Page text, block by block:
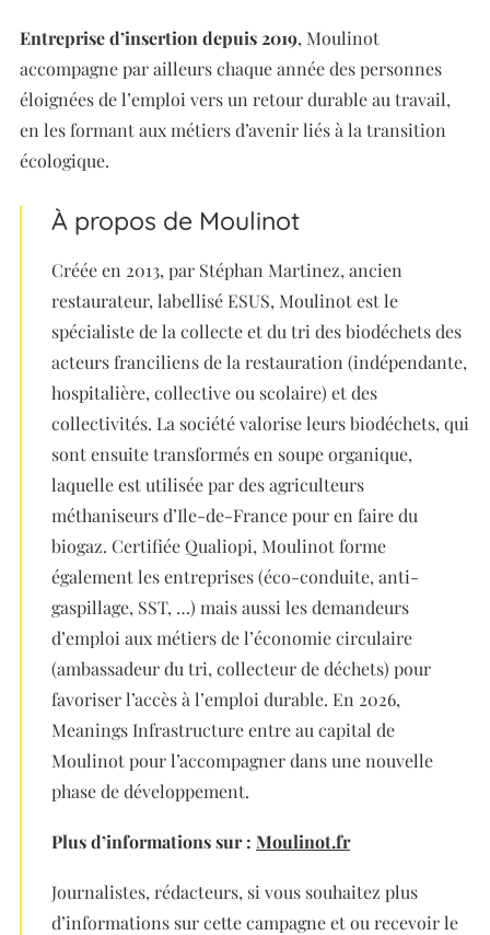
Entreprise d’insertion depuis 2019, Moulinot
accompagne par ailleurs chaque année des personnes
éloignées de l’emploi vers un retour durable au travail,
en les formant aux métiers d’avenir liés à la transition
écologique.
À propos de Moulinot
Créée en 2013, par Stéphan Martinez, ancien
restaurateur, labellisé ESUS, Moulinot est le
spécialiste de la collecte et du tri des biodéchets des
acteurs franciliens de la restauration (indépendante,
hospitalière, collective ou scolaire) et des
collectivités. La société valorise leurs biodéchets, qui
sont ensuite transformés en soupe organique,
laquelle est utilisée par des agriculteurs
méthaniseurs d’Ile-de-France pour en faire du
biogaz. Certifiée Qualiopi, Moulinot forme
également les entreprises (éco-conduite, anti-
gaspillage, SST, …) mais aussi les demandeurs
d’emploi aux métiers de l’économie circulaire
(ambassadeur du tri, collecteur de déchets) pour
favoriser l’accès à l’emploi durable. En 2026,
Meanings Infrastructure entre au capital de
Moulinot pour l’accompagner dans une nouvelle
phase de développement.
Plus d’informations sur : Moulinot.fr
Journalistes, rédacteurs, si vous souhaitez plus
d’informations sur cette campagne et ou recevoir le